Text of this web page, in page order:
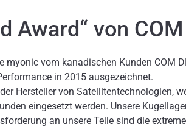
Award“ von COM
myonic vom kanadischen Kunden COM
in 2015 ausgezeichnet.
Hersteller von Satellitentechnologien,
eingesetzt werden. Unsere
an unsere Teile sind die